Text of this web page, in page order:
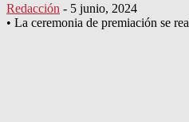
Redacción - 5 junio, 2024
• La ceremonia de premiación se